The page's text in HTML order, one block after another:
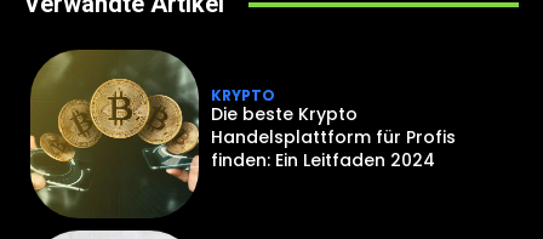
KRYPTO
Die beste Krypto
Handelsplattform für Profis
finden: Ein Leitfaden 2024